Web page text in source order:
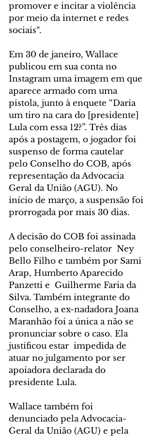
promover e incitar a violência
por meio da internet e redes
sociais“.
Em 30 de janeiro, Wallace
publicou em sua conta no
Instagram uma imagem em que
aparece armado com uma
pistola, junto à enquete “Daria
um tiro na cara do [presidente]
Lula com essa 12?”. Três dias
após a postagem, o jogador foi
suspenso de forma cautelar
pelo Conselho do COB, após
representação da Advocacia
Geral da União (AGU). No
início de março, a suspensão foi
prorrogada por mais 30 dias.
A decisão do COB foi assinada
pelo conselheiro-relator  Ney
Bello Filho e também por Sami
Arap, Humberto Aparecido
Panzetti e  Guilherme Faria da
Silva. Também integrante do
Conselho, a ex-nadadora Joana
Maranhão foi a única a não se
pronunciar sobre o caso. Ela
justificou estar  impedida de
atuar no julgamento por ser
apoiadora declarada do
presidente Lula.
Wallace também foi
denunciado pela Advocacia-
Geral da União (AGU) e pela